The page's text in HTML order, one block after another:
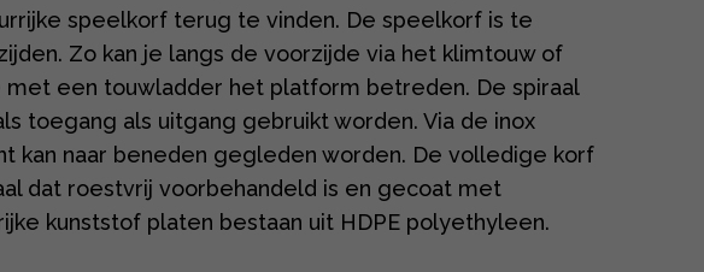
speelkorf terug te vinden. De speelkorf is te
Zo kan je langs de voorzijde via het klimtouw of
met een touwladder het platform betreden. De spiraal
toegang als uitgang gebruikt worden. Via de inox
kan naar beneden gegleden worden. De volledige korf
dat roestvrij voorbehandeld is en gecoat met
kunststof platen bestaan uit HDPE polyethyleen.